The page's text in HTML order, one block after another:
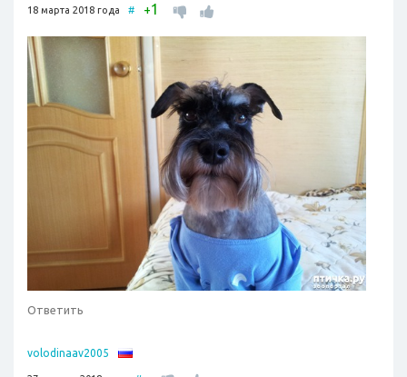
18 марта 2018 года # +1
Ответить
volodinaav2005